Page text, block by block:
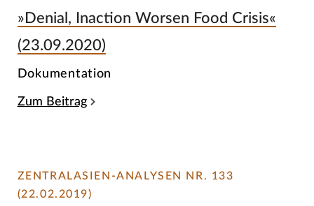
»Denial, Inaction Worsen Food Crisis«
(23.09.2020)
Dokumentation
Zum Beitrag
ZENTRALASIEN-ANALYSEN NR. 133
(22.02.2019)